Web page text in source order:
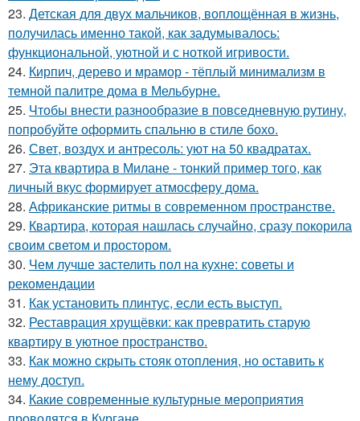
23. Детская для двух мальчиков, воплощённая в жизнь,
получилась именно такой, как задумывалось:
функциональной, уютной и с ноткой игривости.
24. Кирпич, дерево и мрамор - тёплый минимализм в
темной палитре дома в Мельбурне.
25. Чтобы внести разнообразие в повседневную рутину,
попробуйте оформить спальню в стиле бохо.
26. Свет, воздух и антресоль: уют на 50 квадратах.
27. Эта квартира в Милане - тонкий пример того, как
личный вкус формирует атмосферу дома.
28. Африканские ритмы в современном пространстве.
29. Квартира, которая нашлась случайно, сразу покорила
своим светом и простором.
30. Чем лучше застелить пол на кухне: советы и
рекомендации
31. Как установить плинтус, если есть выступ.
32. Реставрация хрущёвки: как превратить старую
квартиру в уютное пространство.
33. Как можно скрыть стояк отопления, но оставить к
нему доступ.
34. Какие современные культурные мероприятия